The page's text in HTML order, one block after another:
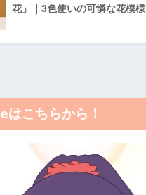
花」｜3色使いの可憐な花模様
はこちらから！